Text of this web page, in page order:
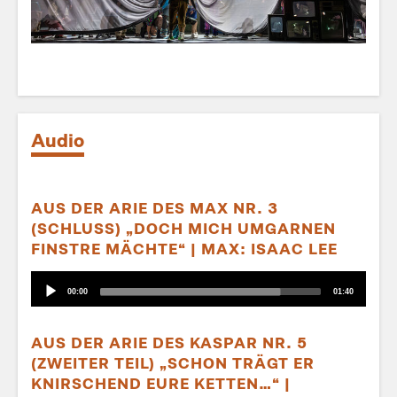
Audio
AUS DER ARIE DES MAX NR. 3
(SCHLUSS) „DOCH MICH UMGARNEN
FINSTRE MÄCHTE“ | MAX: ISAAC LEE
Audio-
PlayerAktueller
Zeitpunkt
00:00 Gesamtlaufzeit
01:40
AUS DER ARIE DES KASPAR NR. 5
(ZWEITER TEIL) „SCHON TRÄGT ER
KNIRSCHEND EURE KETTEN…“ |